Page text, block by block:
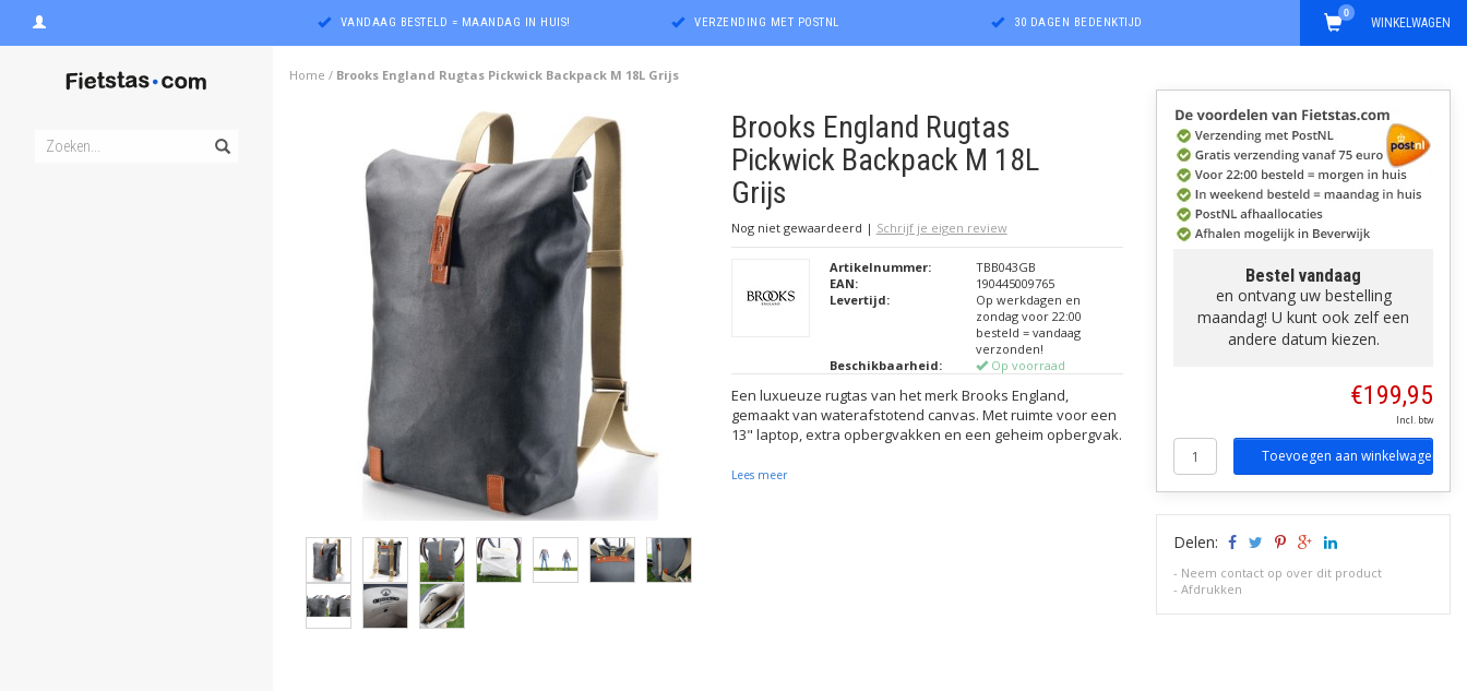
VANDAAG BESTELD = MAANDAG IN HUIS! VERZENDING MET POSTNL 30 DAGEN BEDENKTIJD WINKELWAGEN
0
Home / Brooks England Rugtas Pickwick Backpack M 18L Grijs
Brooks England Rugtas
Pickwick Backpack M 18L
Grijs
Nog niet gewaardeerd | Schrijf je eigen review
Artikelnummer:
TBB043GB
EAN:
190445009765
Levertijd:
Op werkdagen en
zondag voor 22:00
besteld = vandaag
verzonden!
Beschikbaarheid:
Op voorraad
Een luxueuze rugtas van het merk Brooks England,
gemaakt van waterafstotend canvas. Met ruimte voor een
13" laptop, extra opbergvakken en een geheim opbergvak.
Lees meer
Bestel vandaag
en ontvang uw bestelling
maandag! U kunt ook zelf een
andere datum kiezen.
€199,95
Incl. btw
Toevoegen aan winkelwagen
Delen:
- Neem contact op over dit product
-Afdrukken